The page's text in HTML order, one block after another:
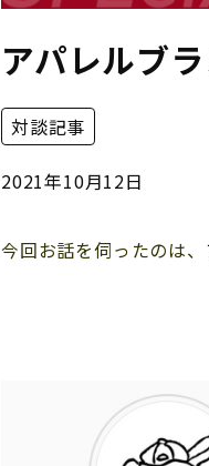
アパレルブ
対談記事
2021年10月12日
今回お話を伺ったのは、